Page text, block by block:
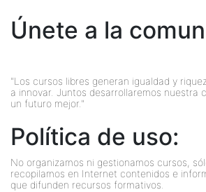
Únete a la
"Los cursos libres generan igualdad y
a innovar. Juntos desarrollaremos nuestra
un futuro mejor."
Política de uso:
No organizamos ni gestionamos cursos,
recopilamos en Internet contenidos e
que difunden recursos formativos.